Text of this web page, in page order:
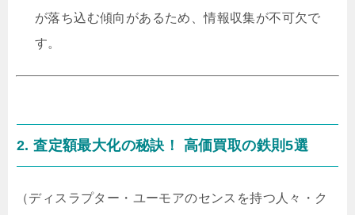
が落ち込む傾向があるため、情報収集が不可欠で
す。
2. 査定額最大化の秘訣！ 高価買取の鉄則5選
（ディスラプター・ユーモアのセンスを持つ人々・ク